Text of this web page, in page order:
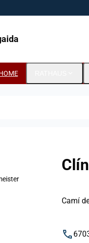
Camí
phone